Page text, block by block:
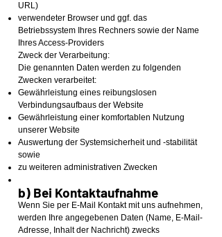
URL)
verwendeter Browser und ggf. das
Betriebssystem Ihres Rechners sowie der Name
Ihres Access-Providers
Zweck der Verarbeitung:
Die genannten Daten werden zu folgenden
Zwecken verarbeitet:
Gewährleistung eines reibungslosen
Verbindungsaufbaus der Website
Gewährleistung einer komfortablen Nutzung
unserer Website
Auswertung der Systemsicherheit und -stabilität
sowie
zu weiteren administrativen Zwecken
b) Bei Kontaktaufnahme
Wenn Sie per E-Mail Kontakt mit uns aufnehmen,
werden Ihre angegebenen Daten (Name, E-Mail-
Adresse, Inhalt der Nachricht) zwecks